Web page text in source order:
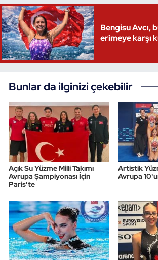
Bengisu Avcı,
erimeye karşı
Bunlar da ilginizi çekebilir
Açık Su Yüzme Milli Takımı
Avrupa Şampiyonası İçin
Paris'te
Artistik
Avrupa